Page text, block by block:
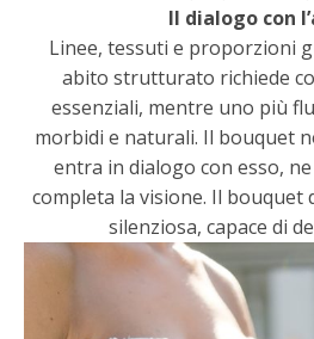
Il dialogo con
Linee, tessuti e proporzioni
abito strutturato richiede
essenziali, mentre uno più
morbidi e naturali. Il bouquet
entra in dialogo con esso,
completa la visione. Il bouquet
silenziosa, capace di